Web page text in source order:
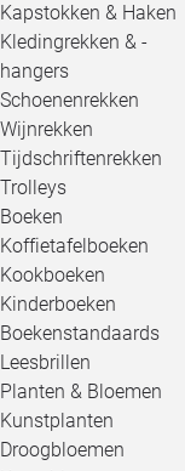
Kapstokken & Haken
Kledingrekken & -
hangers
Schoenenrekken
Wijnrekken
Tijdschriftenrekken
Trolleys
Boeken
Koffietafelboeken
Kookboeken
Kinderboeken
Boekenstandaards
Leesbrillen
Planten & Bloemen
Kunstplanten
Droogbloemen